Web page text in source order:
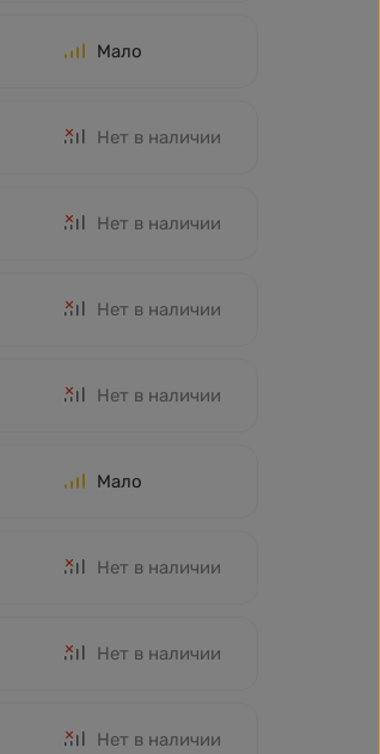
Мало
Нет в наличии
Нет в наличии
Нет в наличии
Нет в наличии
Мало
Нет в наличии
Нет в наличии
Нет в наличии